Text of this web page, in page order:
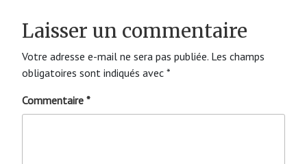
Laisser un commentaire
Votre adresse e-mail ne sera pas publiée. Les champs
obligatoires sont indiqués avec *
Commentaire *